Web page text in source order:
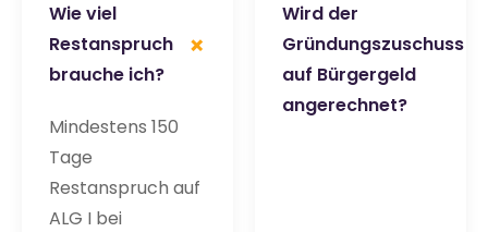
Wie viel
Restanspruch
brauche ich?
+
Mindestens 150
Tage
Restanspruch auf
ALG I bei
Wird der
Gründungszuschuss
auf Bürgergeld
angerechnet?